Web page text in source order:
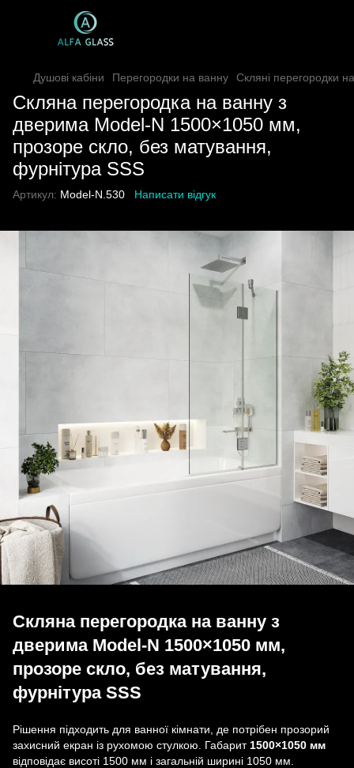
Душові кабіни Перегородки на ванну Скляні перегородки
Скляна перегородка на ванну з
дверима Model-N 1500×1050 мм,
прозоре скло, без матування,
фурнітура SSS
Артикул: Model-N.530 Написати відгук
Скляна перегородка на ванну з
дверима Model-N 1500×1050 мм,
прозоре скло, без матування,
фурнітура SSS
Рішення підходить для ванної кімнати, де потрібен прозорий
захисний екран із рухомою стулкою. Габарит 1500×1050 мм
відповідає висоті 1500 мм і загальній ширині 1050 мм.